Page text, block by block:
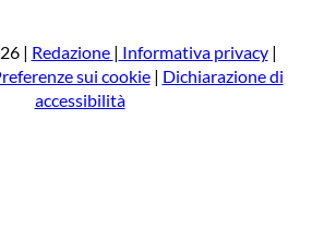
a
| Redazione | Informativa privacy|
sui cookie| Dichiarazione di
accessibilità